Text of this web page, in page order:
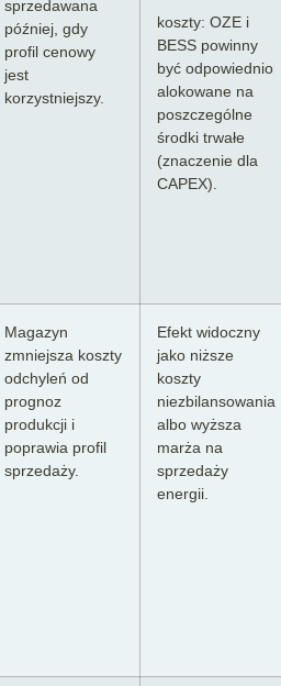
sprzedawana
później, gdy
profil cenowy
jest
korzystniejszy.
koszty: OZE i
BESS powinny
być odpowiednio
alokowane na
poszczególne
środki trwałe
(znaczenie dla
CAPEX).
Magazyn
zmniejsza koszty
odchyleń od
prognoz
produkcji i
poprawia profil
sprzedaży.
Efekt widoczny
jako niższe
koszty
niezbilansowania
albo wyższa
marża na
sprzedaży
energii.